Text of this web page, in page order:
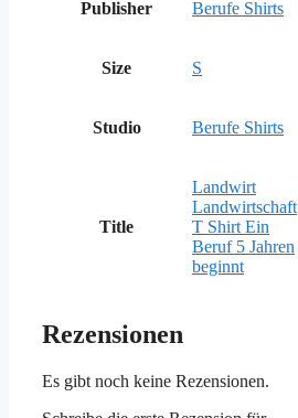
Publisher Berufe Shirts
Size S
Studio Berufe Shirts
Title
Landwirt
Landwirtschaft
T Shirt Ein
Beruf 5 Jahren
beginnt
Rezensionen
Es gibt noch keine Rezensionen.